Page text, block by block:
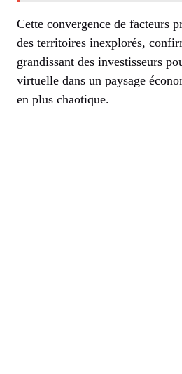
Cette convergence de facteurs
des territoires inexplorés,
grandissant des investisseurs
virtuelle dans un paysage
en plus chaotique.